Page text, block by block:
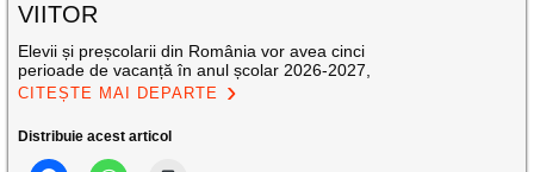
VIITOR
Elevii și preșcolarii din România vor avea cinci
perioade de vacanță în anul școlar 2026-2027,
CITEȘTE MAI DEPARTE
Distribuie acest articol